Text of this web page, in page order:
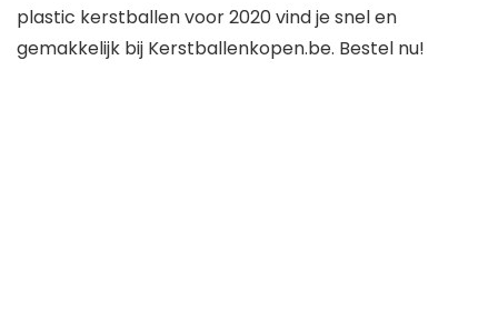
plastic kerstballen voor 2020 vind je snel en
gemakkelijk bij Kerstballenkopen.be. Bestel nu!